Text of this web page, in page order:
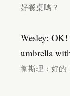
好餐桌嗎？
Wesley: OK!
umbrella
衛斯理：好的